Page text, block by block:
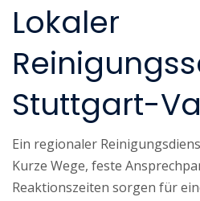
Lokaler
Stuttgart-
Ein regionaler
Kurze Wege, feste
Reaktionszeiten sorgen für